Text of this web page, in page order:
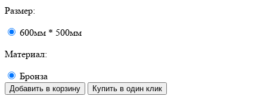
Размер:
600мм * 500мм
Материал:
Бронза
Добавить в корзину Купить в один клик